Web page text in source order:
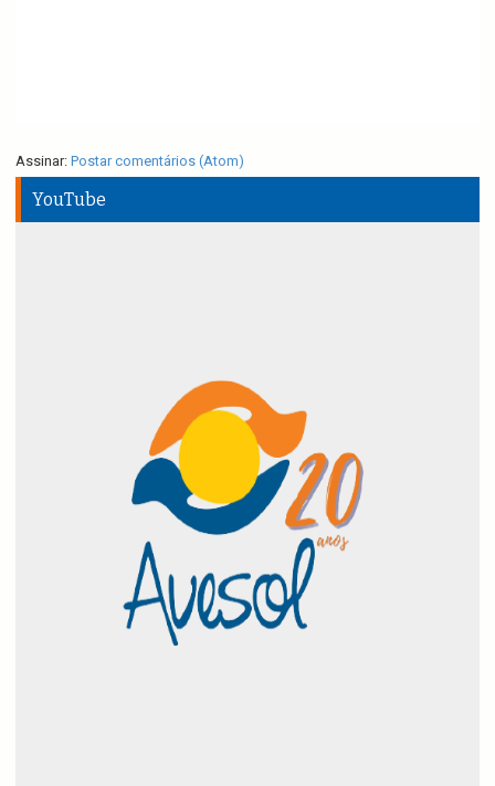
Assinar: Postar comentários (Atom)
YouTube